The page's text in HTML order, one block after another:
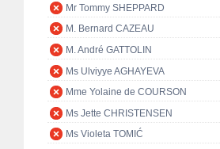
Mr Tommy SHEPPARD
M. Bernard CAZEAU
M. André GATTOLIN
Ms Ulviyye AGHAYEVA
Mme Yolaine de COURSON
Ms Jette CHRISTENSEN
Ms Violeta TOMIĆ